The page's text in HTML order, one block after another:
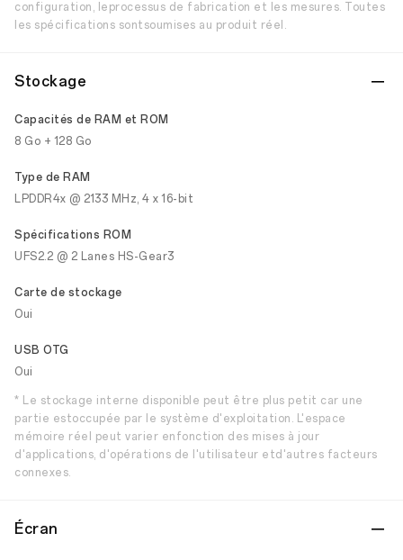
configuration, leprocessus de fabrication et les mesures. Toutes
les spécifications sontsoumises au produit réel.
Stockage
Capacités de RAM et ROM
8 Go + 128 Go
Type de RAM
LPDDR4x @ 2133 MHz, 4 x 16-bit
Spécifications ROM
UFS2.2 @ 2 Lanes HS-Gear3
Carte de stockage
Oui
USB OTG
Oui
* Le stockage interne disponible peut être plus petit car une
partie estoccupée par le système d'exploitation. L'espace
mémoire réel peut varier enfonction des mises à jour
d'applications, d'opérations de l'utilisateur etd'autres facteurs
connexes.
Écran